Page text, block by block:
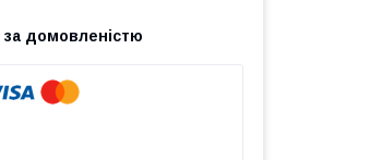
за домовленістю